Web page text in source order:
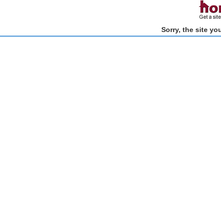
Sorry, the site